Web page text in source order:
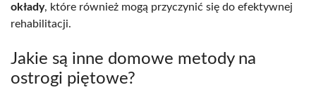
okłady, które również mogą przyczynić się do efektywnej
rehabilitacji.
Jakie są inne domowe metody na
ostrogi piętowe?